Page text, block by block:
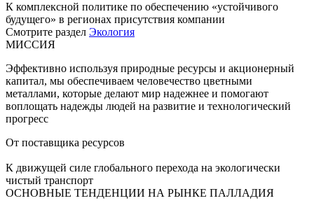
К комплексной политике по обеспечению «устойчивого
будущего» в регионах присутствия компании
Смотрите раздел Экология
МИССИЯ
Эффективно используя природные ресурсы и акционерный
капитал, мы обеспечиваем человечество цветными
металлами, которые делают мир надежнее и помогают
воплощать надежды людей на развитие и технологический
прогресс
От поставщика ресурсов
К движущей силе глобального перехода на экологически
чистый транспорт
ОСНОВНЫЕ ТЕНДЕНЦИИ НА РЫНКЕ ПАЛЛАДИЯ